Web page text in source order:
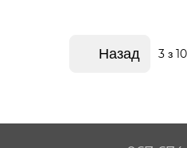
Назад 3з 10